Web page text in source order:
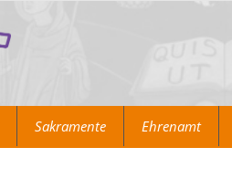
Sakramente Ehrenamt